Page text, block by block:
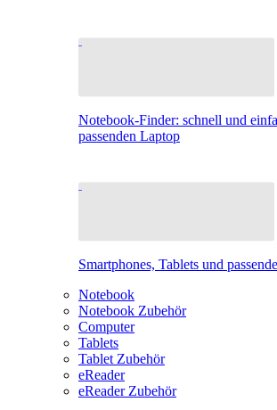
Notebook-Finder: schnell und
passenden Laptop
Smartphones, Tablets und
Notebook
Notebook Zubehör
Computer
Tablets
Tablet Zubehör
eReader
eReader Zubehör